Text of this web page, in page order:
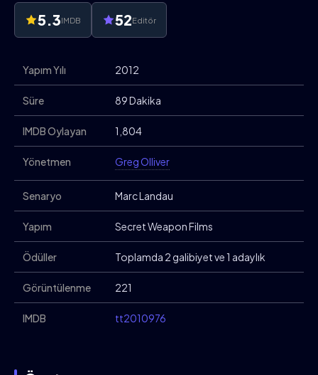
5.3IMDB 52Editör
Yapım Yılı 2012
Süre 89 Dakika
IMDB Oylayan 1,804
Yönetmen Greg Olliver
Senaryo Marc Landau
Yapım Secret Weapon Films
Ödüller Toplamda 2 galibiyet ve 1 adaylık
Görüntülenme 221
IMDB tt2010976